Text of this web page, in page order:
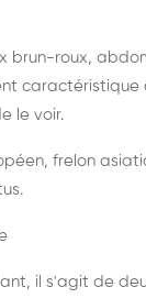
brun-roux,
caractéristique
le voir.
frelon
il s'agit de